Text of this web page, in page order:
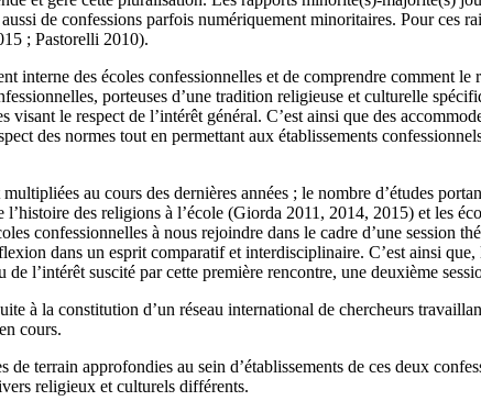
de confessions parfois numériquement minoritaires. Pour ces
; Pastorelli 2010).
des écoles confessionnelles et de comprendre comment le
porteuses d’une tradition religieuse et culturelle
le respect de l’intérêt général. C’est ainsi que des
des normes tout en permettant aux établissements
au cours des dernières années ; le nombre d’études
des religions à l’école (Giorda 2011, 2014, 2015) et les
confessionnelles à nous rejoindre dans le cadre d’une session
dans un esprit comparatif et interdisciplinaire. C’est ainsi
l’intérêt suscité par cette première rencontre, une deuxième
à la constitution d’un réseau international de chercheurs
cours.
terrain approfondies au sein d’établissements de ces deux
religieux et culturels différents.